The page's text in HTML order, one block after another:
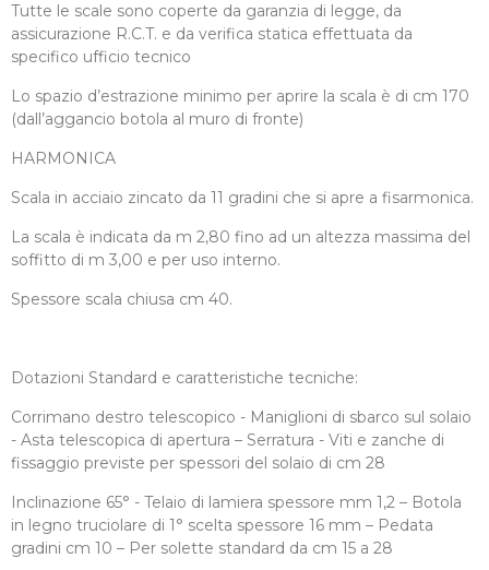
Tutte le scale sono coperte da garanzia di legge, da
assicurazione R.C.T. e da verifica statica effettuata da
specifico ufficio tecnico
Lo spazio d’estrazione minimo per aprire la scala è di cm 170
(dall’aggancio botola al muro di fronte)
HARMONICA
Scala in acciaio zincato da 11 gradini che si apre a fisarmonica.
La scala è indicata da m 2,80 fino ad un altezza massima del
soffitto di m 3,00 e per uso interno.
Spessore scala chiusa cm 40.
Dotazioni Standard e caratteristiche tecniche:
Corrimano destro telescopico - Maniglioni di sbarco sul solaio
- Asta telescopica di apertura – Serratura - Viti e zanche di
fissaggio previste per spessori del solaio di cm 28
Inclinazione 65° - Telaio di lamiera spessore mm 1,2 – Botola
in legno truciolare di 1° scelta spessore 16 mm – Pedata
gradini cm 10 – Per solette standard da cm 15 a 28